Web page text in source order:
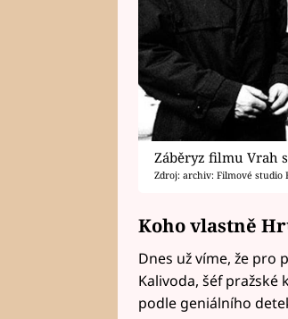
Záběryz filmu Vrah
Zdroj: archiv: Filmové studio
Koho vlastně
Dnes už víme, že pro
Kalivoda, šéf
podle geniálního